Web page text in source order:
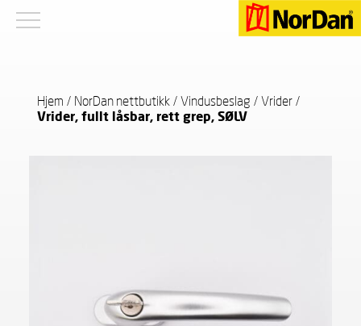
Hjem / NorDan nettbutikk / Vindusbeslag / Vrider /
Vrider, fullt låsbar, rett grep, SØLV